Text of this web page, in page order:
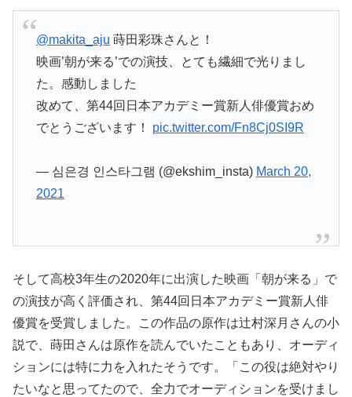
@makita_aju 蒔田彩珠さんと！
映画’朝が来る’での演技、とても繊細で光りまし
た。感動しました
改めて、第44回日本アカデミー賞新人俳優賞おめ
でとうございます！ pic.twitter.com/Fn8Cj0SI9R
— 심은경 인스타그램 (@ekshim_insta) March 20,
2021
そして高校3年生の2020年に出演した映画「朝が来る」で
の演技が高く評価され、第44回日本アカデミー賞新人俳
優賞を受賞しました。この作品の原作は辻村深月さんの小
説で、蒔田さんは原作を読んでいたこともあり、オーディ
ションには特に力を入れたそうです。「この役は絶対やり
たいなと思ってたので、全力でオーディションを受けまし